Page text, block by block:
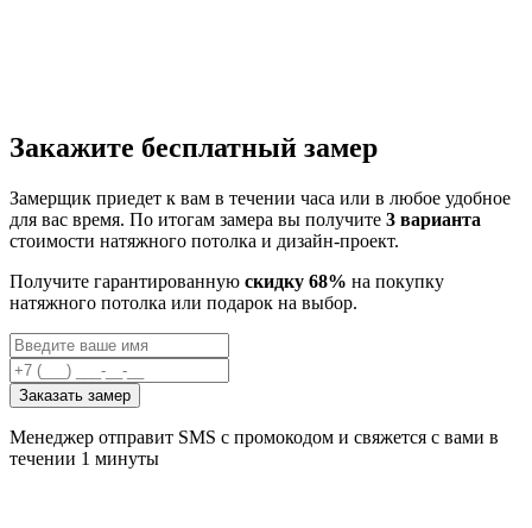
Закажите бесплатный замер
Замерщик приедет к вам в течении часа или в любое удобное
для вас время. По итогам замера вы получите 3 варианта
стоимости натяжного потолка и дизайн-проект.
Получите гарантированную скидку 68% на покупку
натяжного потолка или подарок на выбор.
Заказать замер
Менеджер отправит SMS с промокодом и свяжется с вами в
течении 1 минуты